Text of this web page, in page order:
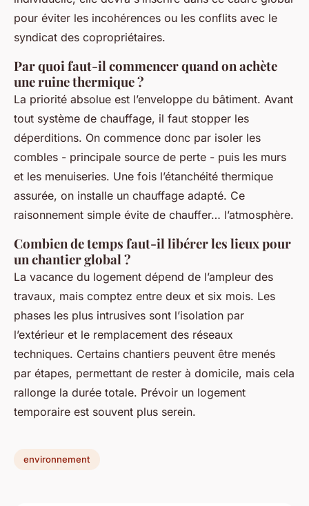
pour éviter les incohérences ou les conflits avec le
syndicat des copropriétaires.
Par quoi faut-il commencer quand on achète
une ruine thermique ?
La priorité absolue est l’enveloppe du bâtiment. Avant
tout système de chauffage, il faut stopper les
déperditions. On commence donc par isoler les
combles - principale source de perte - puis les murs
et les menuiseries. Une fois l’étanchéité thermique
assurée, on installe un chauffage adapté. Ce
raisonnement simple évite de chauffer… l’atmosphère.
Combien de temps faut-il libérer les lieux pour
un chantier global ?
La vacance du logement dépend de l’ampleur des
travaux, mais comptez entre deux et six mois. Les
phases les plus intrusives sont l’isolation par
l’extérieur et le remplacement des réseaux
techniques. Certains chantiers peuvent être menés
par étapes, permettant de rester à domicile, mais cela
rallonge la durée totale. Prévoir un logement
temporaire est souvent plus serein.
environnement